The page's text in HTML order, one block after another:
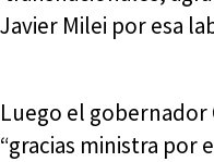
Javier Milei por esa
Luego el gobernador
“gracias ministra por